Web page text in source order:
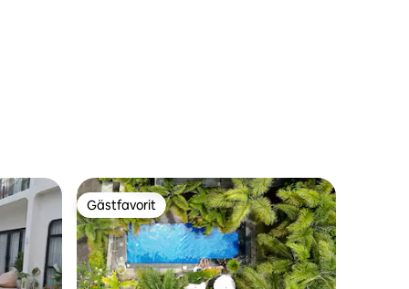
Gästfavorit
Gästfavorit